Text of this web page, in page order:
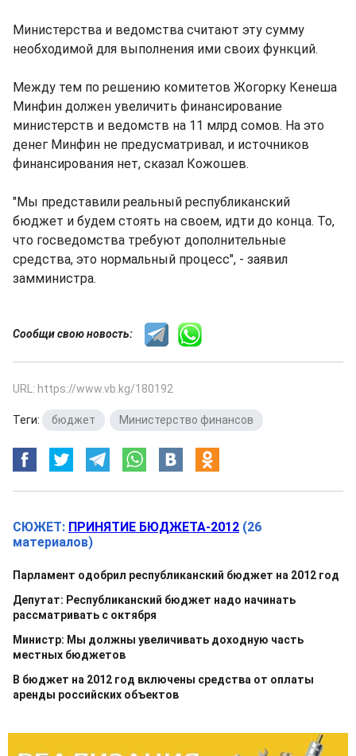
Министерства и ведомства считают эту сумму
необходимой для выполнения ими своих функций.
Между тем по решению комитетов Жогорку Кенеша
Минфин должен увеличить финансирование
министерств и ведомств на 11 млрд сомов. На это
денег Минфин не предусматривал, и источников
финансирования нет, сказал Кожошев.
"Мы представили реальный республиканский
бюджет и будем стоять на своем, идти до конца. То,
что госведомства требуют дополнительные
средства, это нормальный процесс", - заявил
замминистра.
Сообщи свою новость:
URL: https://www.vb.kg/180192
Теги: бюджет Министерство финансов
СЮЖЕТ: ПРИНЯТИЕ БЮДЖЕТА-2012 (26
материалов)
Парламент одобрил республиканский бюджет на 2012 год
Депутат: Республиканский бюджет надо начинать
рассматривать с октября
Министр: Мы должны увеличивать доходную часть
местных бюджетов
В бюджет на 2012 год включены средства от оплаты
аренды российских объектов